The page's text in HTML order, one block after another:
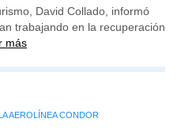
David Collado, informó
trabajando en la recuperación
más
AEROLÍNEA CONDOR